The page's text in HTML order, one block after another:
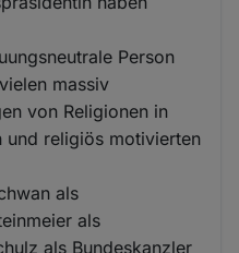
Person
massiv
von Religionen in
und religiös motivierten
als
als
als Bundeskanzler